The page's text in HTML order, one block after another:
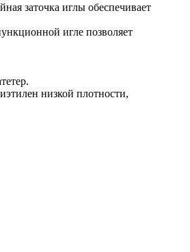
заточка иглы обеспечивает
игле позволяет
низкой плотности,